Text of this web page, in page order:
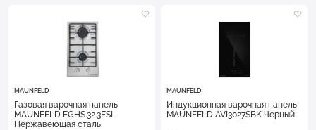
MAUNFELD
Газовая варочная панель
MAUNFELD EGHS.32.3ESL
Нержавеющая сталь
MAUNFELD
Индукционная варочная панель
MAUNFELD AVI3027SBK Черный